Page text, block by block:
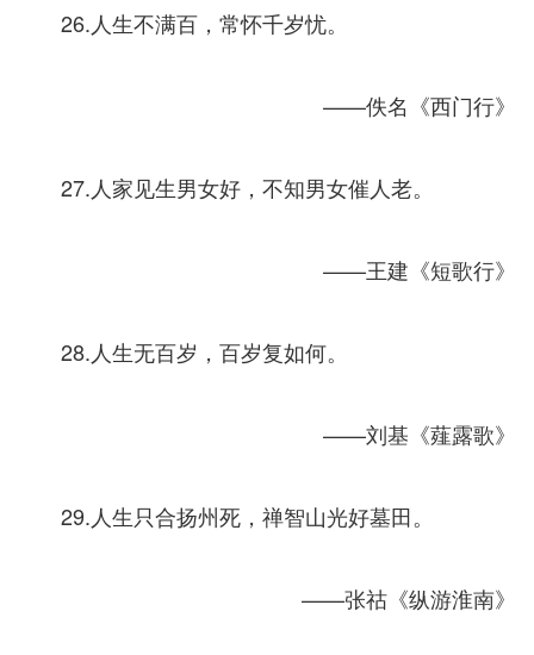
26.人生不满百，常怀千岁忧。
——佚名《西门行》
27.人家见生男女好，不知男女催人老。
——王建《短歌行》
28.人生无百岁，百岁复如何。
——刘基《薤露歌》
29.人生只合扬州死，禅智山光好墓田。
——张祜《纵游淮南》